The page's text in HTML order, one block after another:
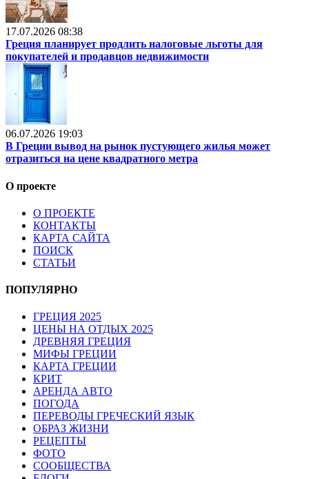
17.07.2026 08:38
Греция планирует продлить налоговые льготы для
покупателей и продавцов недвижимости
06.07.2026 19:03
В Греции вывод на рынок пустующего жилья может
отразиться на цене квадратного метра
О проекте
О ПРОЕКТЕ
КОНТАКТЫ
КАРТА САЙТА
ПОИСК
СТАТЬИ
ПОПУЛЯРНО
ГРЕЦИЯ 2025
ЦЕНЫ НА ОТДЫХ 2025
ДРЕВНЯЯ ГРЕЦИЯ
МИФЫ ГРЕЦИИ
КАРТА ГРЕЦИИ
КРИТ
АРЕНДА АВТО
ПОГОДА
ПЕРЕВОДЫ ГРЕЧЕСКИЙ ЯЗЫК
ОБРАЗ ЖИЗНИ
РЕЦЕПТЫ
ФОТО
СООБЩЕСТВА